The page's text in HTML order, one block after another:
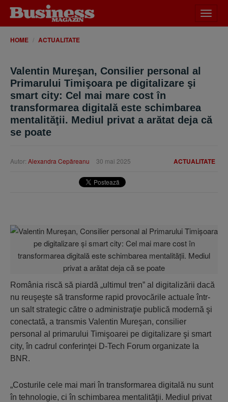
meniu
HOME ACTUALITATE
Valentin Mureşan, Consilier personal al
Primarului Timişoara pe digitalizare şi
smart city: Cel mai mare cost în
transformarea digitală este schimbarea
mentalităţii. Mediul privat a arătat deja că
se poate
ACTUALITATE
Autor: Alexandra Cepăreanu 30 mai 2025
România riscă să piardă „ultimul tren” al digitalizării dacă
nu reuşeşte să transforme rapid provocările actuale într-
un salt strategic către o administraţie publică modernă şi
conectată, a transmis Valentin Mureşan, consilier
personal al primarului Timişoarei pe digitalizare şi smart
city, în cadrul conferinţei D-Tech Forum organizate la
BNR.
„Costurile cele mai mari în transformarea digitală nu sunt
în tehnologie, ci în schimbarea mentalităţii. Mediul privat